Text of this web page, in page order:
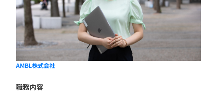
AMBL株式会社
職務内容